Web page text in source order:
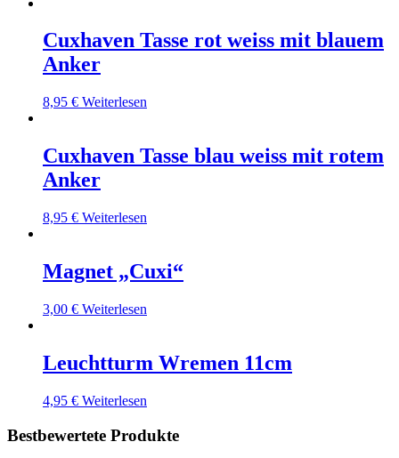
Cuxhaven Tasse rot weiss mit blauem
Anker
8,95 € Weiterlesen
Cuxhaven Tasse blau weiss mit rotem
Anker
8,95 € Weiterlesen
Magnet „Cuxi“
3,00 € Weiterlesen
Leuchtturm Wremen 11cm
4,95 € Weiterlesen
Bestbewertete Produkte